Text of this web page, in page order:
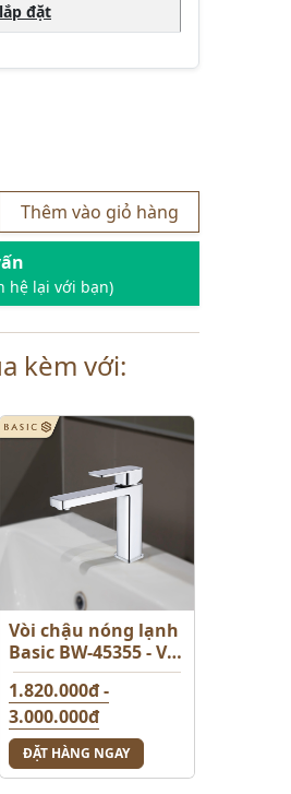
đặt
Thêm vào giỏ hàng
hệ lại với bạn)
kèm với:
Vòi chậu nóng lạnh
Basic BW-45355 - Vòi
thấp
1.820.000đ -
3.000.000đ
5.000.000đ
ĐẶT HÀNG NGAY